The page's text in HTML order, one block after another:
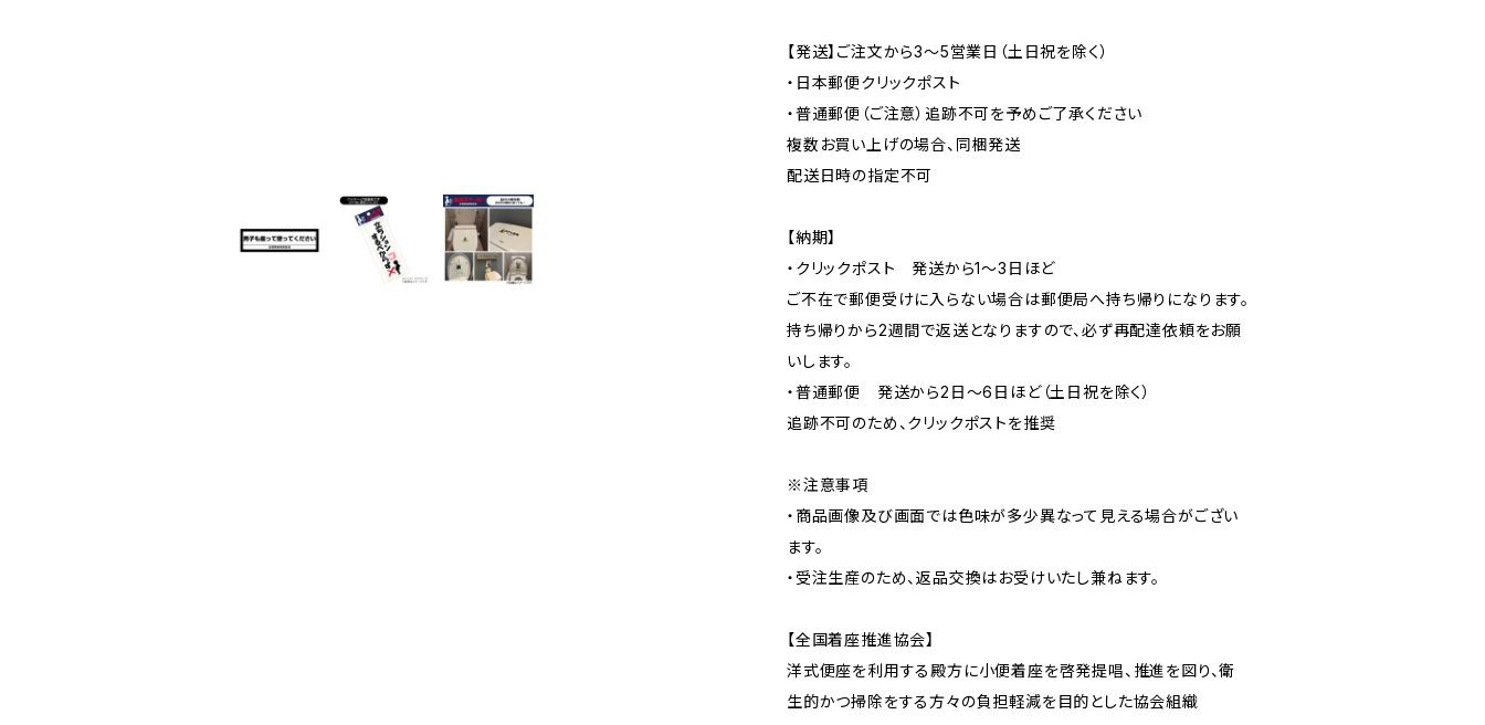
【発送】ご注文から3〜5営業日（土日祝を除く）
・日本郵便クリックポスト
・普通郵便（ご注意）追跡不可を予めご了承ください
複数お買い上げの場合、同梱発送
配送日時の指定不可
【納期】
・クリックポスト 発送から1〜3日ほど
ご不在で郵便受けに入らない場合は郵便局へ持ち帰りになります。
持ち帰りから2週間で返送となりますので、必ず再配達依頼をお願
いします。
・普通郵便 発送から2日〜6日ほど（土日祝を除く）
追跡不可のため、クリックポストを推奨
※注意事項
・商品画像及び画面では色味が多少異なって見える場合がござい
ます。
・受注生産のため、返品交換はお受けいたし兼ねます。
【全国着座推進協会】
洋式便座を利用する殿方に小便着座を啓発提唱、推進を図り、衛
生的かつ掃除をする方々の負担軽減を目的とした協会組織